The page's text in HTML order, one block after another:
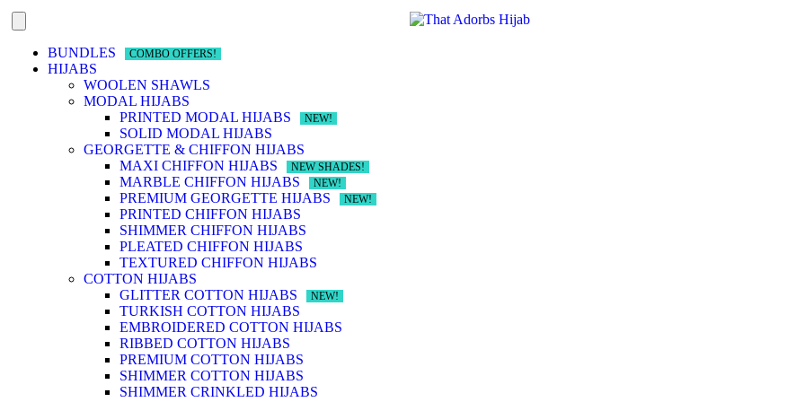
BUNDLES COMBO OFFERS!
HIJABS
WOOLEN SHAWLS
MODAL HIJABS
PRINTED MODAL HIJABS
NEW!
SOLID MODAL HIJABS
GEORGETTE & CHIFFON HIJABS
MAXI CHIFFON HIJABS
NEW SHADES!
MARBLE CHIFFON HIJABS NEW!
PREMIUM GEORGETTE HIJABS NEW!
PRINTED CHIFFON HIJABS
SHIMMER CHIFFON HIJABS
PLEATED CHIFFON HIJABS
TEXTURED CHIFFON HIJABS
COTTON HIJABS
GLITTER COTTON HIJABS
NEW!
TURKISH COTTON HIJABS
EMBROIDERED COTTON HIJABS
RIBBED COTTON HIJABS
PREMIUM COTTON HIJABS
SHIMMER COTTON HIJABS
SHIMMER CRINKLED HIJABS